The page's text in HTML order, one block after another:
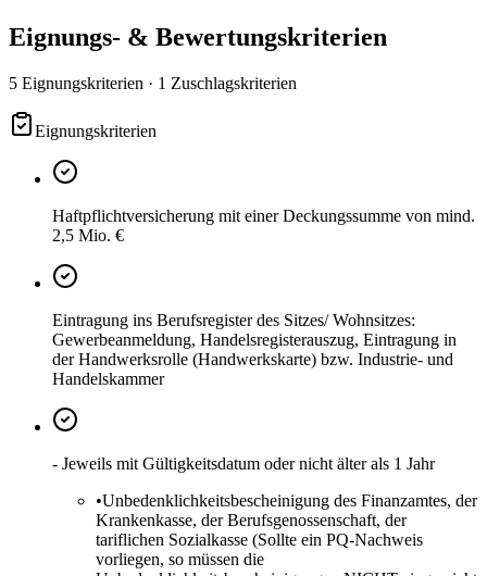
Eignungs- & Bewertungskriterien
5 Eignungskriterien · 1 Zuschlagskriterien
Eignungskriterien
Haftpflichtversicherung mit einer Deckungssumme von mind.
2,5 Mio. €
Eintragung ins Berufsregister des Sitzes/ Wohnsitzes:
Gewerbeanmeldung, Handelsregisterauszug, Eintragung in
der Handwerksrolle (Handwerkskarte) bzw. Industrie- und
Handelskammer
- Jeweils mit Gültigkeitsdatum oder nicht älter als 1 Jahr
•Unbedenklichkeitsbescheinigung des Finanzamtes, der
Krankenkasse, der Berufsgenossenschaft, der
tariflichen Sozialkasse (Sollte ein PQ-Nachweis
vorliegen, so müssen die